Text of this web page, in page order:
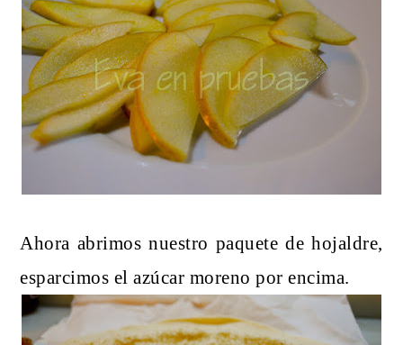
Ahora abrimos nuestro paquete de hojaldre,
esparcimos el azúcar moreno por encima.